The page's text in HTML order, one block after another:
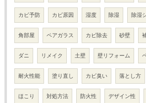
カビ予防 カビ原因 湿度 除湿 除湿
角部屋 ペアガラス カビ除去 砂壁
ダニ リメイク 土壁 壁リフォーム
耐火性能 塗り直し カビ臭い 落とし方
ほこり 対処方法 防火性 デザイン性